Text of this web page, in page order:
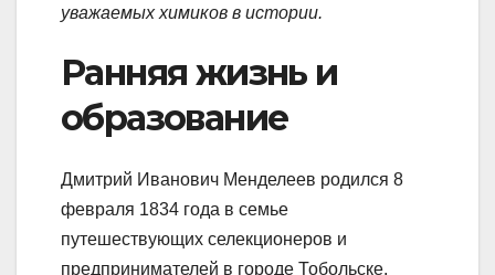
уважаемых химиков в истории.
Ранняя жизнь и
образование
Дмитрий Иванович Менделеев родился 8
февраля 1834 года в семье
путешествующих селекционеров и
предпринимателей в городе Тобольске,